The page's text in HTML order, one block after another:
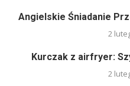
Angielskie Śniadanie
2
Kurczak z airfryer:
2